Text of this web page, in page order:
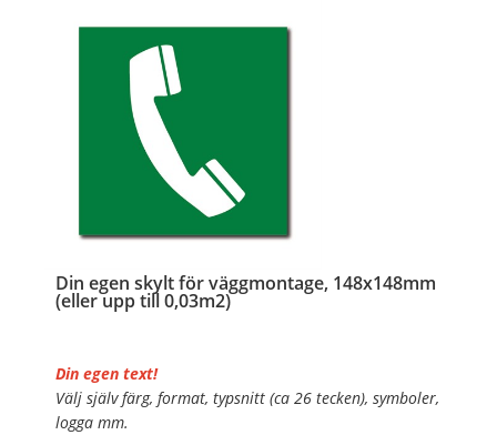
Din egen skylt för väggmontage, 148x148mm
(eller upp till 0,03m2)
Din egen text!
Välj själv färg, format, typsnitt (ca 26 tecken), symboler,
logga mm.